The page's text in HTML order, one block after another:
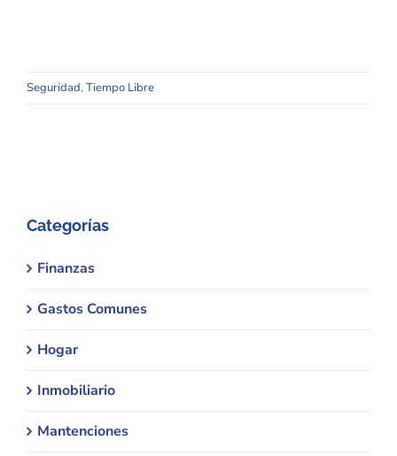
Seguridad, Tiempo Libre
Categorías
Finanzas
Gastos Comunes
Hogar
Inmobiliario
Mantenciones